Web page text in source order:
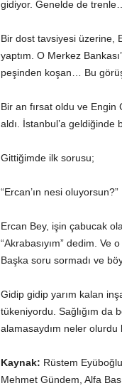
gidiyor. Genelde de trenle…
Bir dost tavsiyesi üzerine,
yaptım. O Merkez
peşinden koşan… Bu
Bir an fırsat oldu ve Engin
aldı. İstanbul’a geldiğinde
Gittiğimde ilk sorusu;
“Ercan’ın nesi oluyorsun?”
Ercan Bey, işin çabucak
“Akrabasıyım” dedim. Ve
Başka soru sormadı ve
Gidip gidip yarım kalan
tükeniyordu. Sağlığım da
alamasaydım neler olurdu
Kaynak: Rüstem
Mehmet Gündem, Alfa